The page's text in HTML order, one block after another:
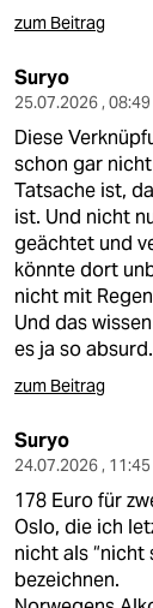
zum Beitrag
Suryo
25.07.2026 ,
Diese
schon gar
Tatsache ist,
ist. Und nicht
geächtet und
könnte dort
nicht mit
Und das
es ja so absurd.
zum Beitrag
Suryo
24.07.2026 ,
178 Euro für
Oslo, die ich
nicht als “nicht
bezeichnen.